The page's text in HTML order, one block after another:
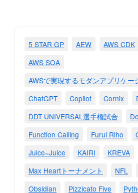
5 STAR GP AEW AWS CDK
AWS SOA
AWSで実現するモダンアプリケー
ChatGPT
Copilot Cornix
DDT UNIVERSAL選手権試合
Function Calling
Furui Riho
Juice=Juice
KAIRI KREVA
Max Heartトーナメント
NFL
Obsidian
Pizzicato Five